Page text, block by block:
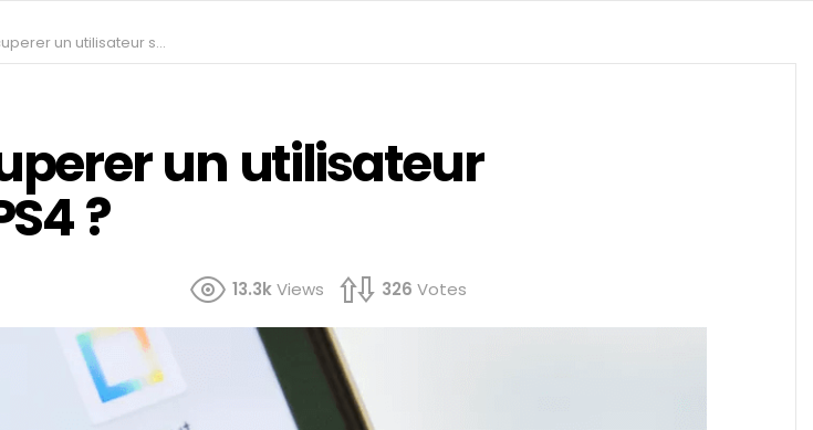
utilisateur supprimé sur PS4 ?
un utilisateur
?
13.3kViews 326 Votes